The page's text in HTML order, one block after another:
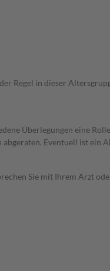
Regel in dieser
Überlegungen eine
Eventuell ist ein
Sie mit Ihrem Arzt